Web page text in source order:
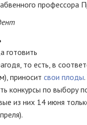
профессора
готовить
то есть, в
приносит свои плоды
конкурсы по выбору
из них 14 июня